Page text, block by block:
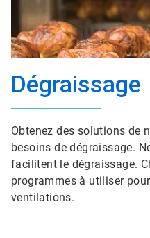
Dégraissage
Obtenez des solutions de
besoins de dégraissage.
facilitent le dégraissage.
programmes à utiliser
ventilations.